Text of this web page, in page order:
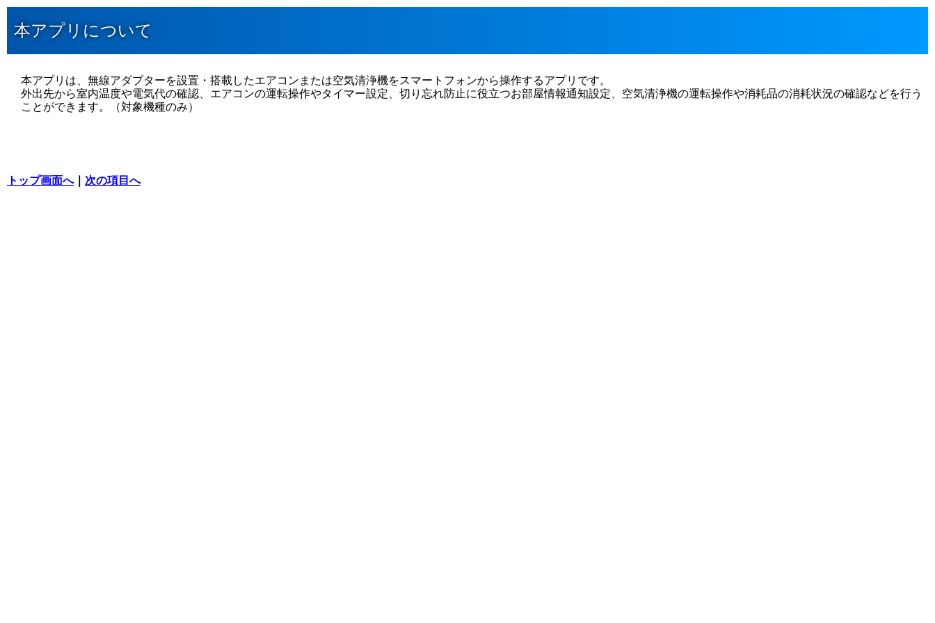
本アプリについて
本アプリは、無線アダプターを設置・搭載したエアコンまたは空気清浄機をスマートフォンから操作するアプリです。
外出先から室内温度や電気代の確認、エアコンの運転操作やタイマー設定、切り忘れ防止に役立つお部屋情報通知設定、空気清浄機の運転操作や消耗品の消耗状況の確認などを行う
ことができます。（対象機種のみ）
トップ画面へ｜ 次の項目へ